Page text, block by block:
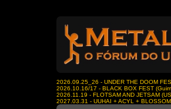
2026.09.25_26 - UNDER THE DOOM
2026.10.16/17 - BLACK BOX FEST
2026.11.19 - FLOTSAM AND JETSAM
2027.03.31 - UUHAI + ACYL +